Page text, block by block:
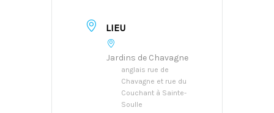
LIEU
Jardins de Chavagne
anglais rue de
Chavagne et rue du
Couchant à Sainte-
Soulle